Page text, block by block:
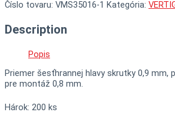
Číslo tovaru: VMS35016-1 Kategória:
Description
Popis
Priemer šesťhrannej hlavy skrutky 0,9 mm,
pre montáž 0,8 mm.
Hárok: 200 ks